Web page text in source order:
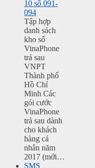
10 số 091-
094
Tập hợp
danh sách
kho số
VinaPhone
trả sau
VNPT
Thành phố
Hồ Chí
Minh Các
gói cước
VinaPhone
trả sau dành
cho khách
hàng cá
nhân năm
2017 (mới…
SMS